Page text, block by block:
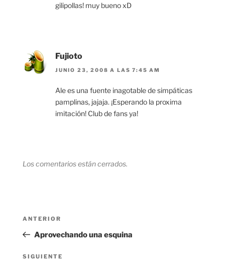
gilipollas! muy bueno xD
Fujioto
JUNIO 23, 2008 A LAS 7:45 AM
Ale es una fuente inagotable de simpáticas
pamplinas, jajaja. ¡Esperando la proxima
imitación! Club de fans ya!
Los comentarios están cerrados.
Navegación
entradas
Entrada
anterior:
ANTERIOR
Aprovechando una esquina
Siguiente
SIGUIENTE